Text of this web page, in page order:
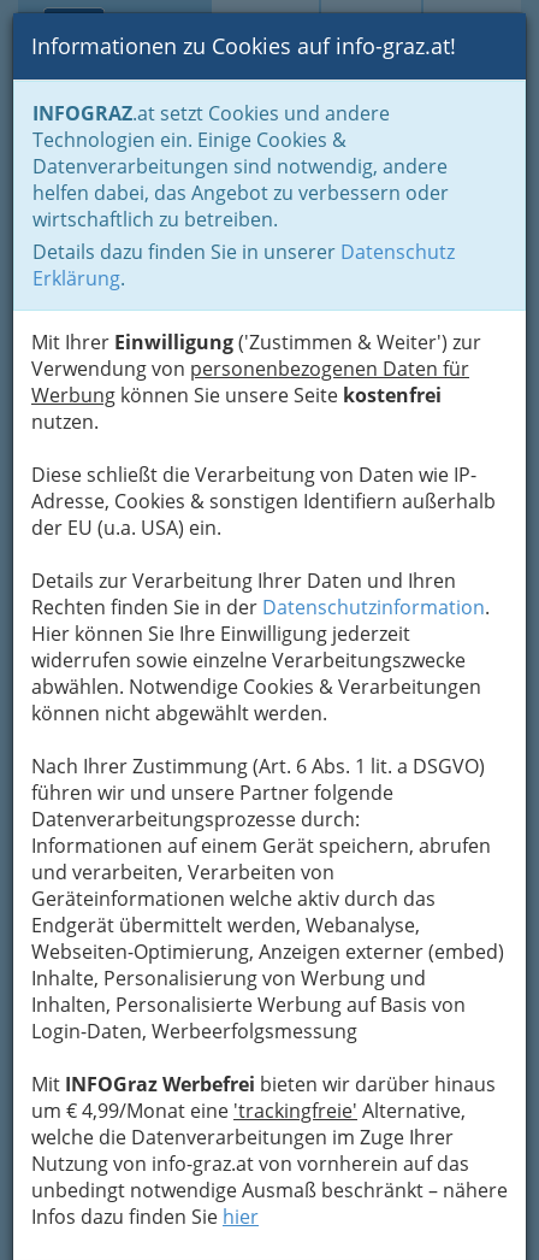
Suche Login Toggle
Informationen zu Cookies auf info-graz.at!
INFOGRAZ.at setzt Cookies und andere
Technologien ein. Einige Cookies &
Datenverarbeitungen sind notwendig, andere
helfen dabei, das Angebot zu verbessern oder
wirtschaftlich zu betreiben.
Details dazu finden Sie in unserer Datenschutz
Erklärung.
Mit Ihrer Einwilligung('Zustimmen & Weiter') zur
Verwendung von personenbezogenen Daten für
Werbung können Sie unsere Seite kostenfrei
nutzen.
Diese schließt die Verarbeitung von Daten wie IP-
Adresse, Cookies & sonstigen Identifiern außerhalb
der EU (u.a. USA) ein.
Details zur Verarbeitung Ihrer Daten und Ihren
Rechten finden Sie in der Datenschutzinformation.
Hier können Sie Ihre Einwilligung jederzeit
widerrufen sowie einzelne Verarbeitungszwecke
abwählen. Notwendige Cookies & Verarbeitungen
können nicht abgewählt werden.
Nach Ihrer Zustimmung (Art. 6 Abs. 1 lit. a DSGVO)
führen wir und unsere Partner folgende
Datenverarbeitungsprozesse durch:
Informationen auf einem Gerät speichern, abrufen
und verarbeiten, Verarbeiten von
Geräteinformationen welche aktiv durch das
Endgerät übermittelt werden, Webanalyse,
Webseiten-Optimierung, Anzeigen externer (embed)
Inhalte, Personalisierung von Werbung und
Inhalten, Personalisierte Werbung auf Basis von
Login-Daten, Werbeerfolgsmessung
Mit INFOGraz Werbefrei bieten wir darüber hinaus
um € 4,99/Monat eine 'trackingfreie' Alternative,
welche die Datenverarbeitungen im Zuge Ihrer
Nutzung von info-graz.at von vornherein auf das
unbedingt notwendige Ausmaß beschränkt – nähere
Infos dazu finden Sie hier
Home Gastronomie
Dienstleitung für Party und Groß-Events
Locations mieten - Lokale & Räume
Gaststätten, Gasthäuser und Gasthöfe
Zu mieten für Feiern -
Gaststätten, Gasthäuser
und Gasthöfe in Graz und
Umgebung
Sie sind für ihre Feier noch auf der Suche nach
einer gemütlichen steirischen Gaststätte? Wir
haben hier für Sie bereits einige Vorschläge
vorbereitet. Für Ihren Stammtisch oder Ihren
Feiertag
Die Gemütlichkeit und Gastlichkeit einer
traditionellen steirischen Gaststätte
den idealen Rahmen für jegliche Art von
Firmenfeier oder Familienfeier, sei es
Geburtstag,
Jubiläum,
Hochzeit,
Taufe,